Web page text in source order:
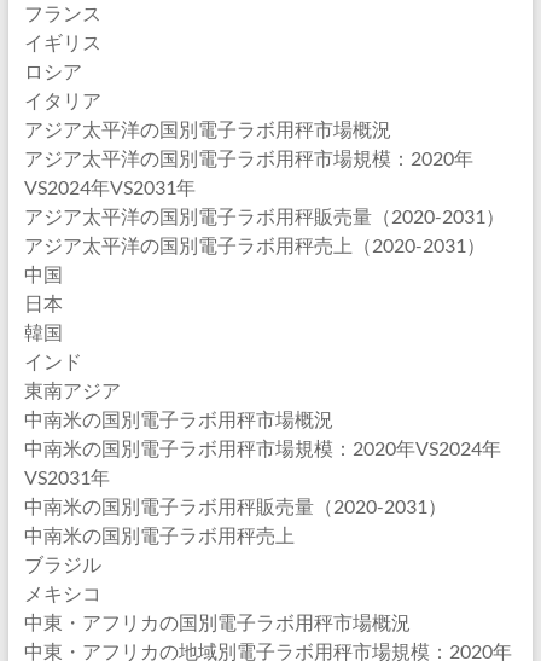
フランス
イギリス
ロシア
イタリア
アジア太平洋の国別電子ラボ用秤市場概況
アジア太平洋の国別電子ラボ用秤市場規模：2020年
VS2024年VS2031年
アジア太平洋の国別電子ラボ用秤販売量（2020-2031）
アジア太平洋の国別電子ラボ用秤売上（2020-2031）
中国
日本
韓国
インド
東南アジア
中南米の国別電子ラボ用秤市場概況
中南米の国別電子ラボ用秤市場規模：2020年VS2024年
VS2031年
中南米の国別電子ラボ用秤販売量（2020-2031）
中南米の国別電子ラボ用秤売上
ブラジル
メキシコ
中東・アフリカの国別電子ラボ用秤市場概況
中東・アフリカの地域別電子ラボ用秤市場規模：2020年